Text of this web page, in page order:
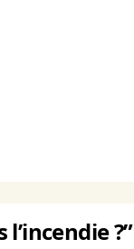
?”